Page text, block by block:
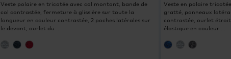
Veste polaire en tricotée avec col montant, bande de
col contrastée, fermeture à glissière sur toute la
longueur en couleur contrastée, 2 poches latérales sur
le devant, ourlet du ...
Veste en polaire
gratté, panneaux
contrastée, ourlet étroit
élastique en couleur ...